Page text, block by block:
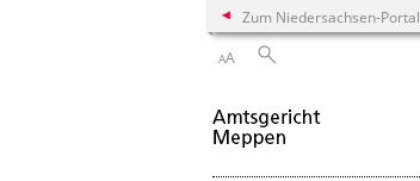
Zum Niedersachsen-Portal
AA